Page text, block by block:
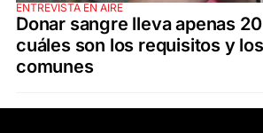
ENTREVISTA EN AIRE
Donar sangre lleva apenas
cuáles son los requisitos y
comunes